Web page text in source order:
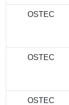
OSTEC
OSTEC
OSTEC